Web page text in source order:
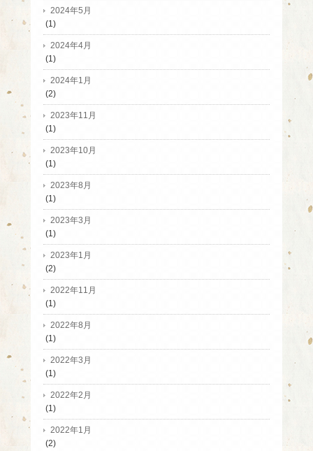
2024年5月
(1)
2024年4月
(1)
2024年1月
(2)
2023年11月
(1)
2023年10月
(1)
2023年8月
(1)
2023年3月
(1)
2023年1月
(2)
2022年11月
(1)
2022年8月
(1)
2022年3月
(1)
2022年2月
(1)
2022年1月
(2)